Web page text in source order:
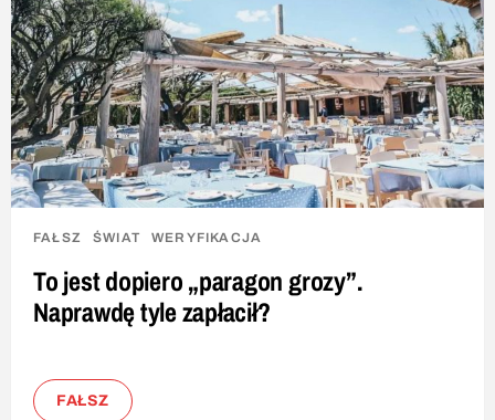
FAŁSZ ŚWIAT WERYFIKACJA
To jest dopiero „paragon grozy”.
Naprawdę tyle zapłacił?
FAŁSZ